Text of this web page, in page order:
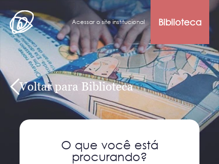
Acessar o site institucional Biblioteca
Voltar para Biblioteca
O que você está
procurando?